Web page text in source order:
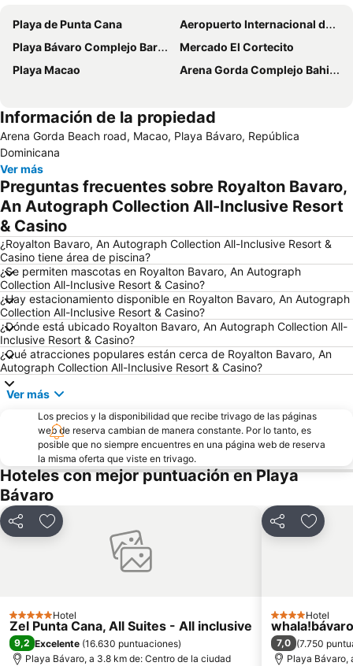
Playa de Punta Cana
Aeropuerto Internacional de Punta Cana
Playa Bávaro Complejo Barceló Bávaro
Mercado El Cortecito
Playa Macao
Arena Gorda Complejo Bahia Principe Bavaro
Información de la propiedad
Arena Gorda Beach road, Macao, Playa Bávaro, República
Dominicana
Ver más
Preguntas frecuentes sobre Royalton Bavaro,
An Autograph Collection All-Inclusive Resort
& Casino
¿Royalton Bavaro, An Autograph Collection All-Inclusive Resort &
Casino tiene área de piscina?
¿Se permiten mascotas en Royalton Bavaro, An Autograph
Collection All-Inclusive Resort & Casino?
¿Hay estacionamiento disponible en Royalton Bavaro, An Autograph
Collection All-Inclusive Resort & Casino?
¿Dónde está ubicado Royalton Bavaro, An Autograph Collection All-
Inclusive Resort & Casino?
¿Qué atracciones populares están cerca de Royalton Bavaro, An
Autograph Collection All-Inclusive Resort & Casino?
Ver más
Los precios y la disponibilidad que recibe trivago de las páginas
web de reserva cambian de manera constante. Por lo tanto, es
posible que no siempre encuentres en una página web de reserva
la misma oferta que viste en trivago.
Hoteles con mejor puntuación en Playa
Bávaro
CompartirAgregar a favoritos
5 EstrellasHotel
Zel Punta Cana, All Suites - All inclusive
9,2 Excelente (16.630 puntuaciones)
Playa Bávaro, a 3.8 km de: Centro de la ciudad
Compartir
4 Estrellas
Hotel
whala!bávaro
7,0 (7.750
Playa Bávaro,